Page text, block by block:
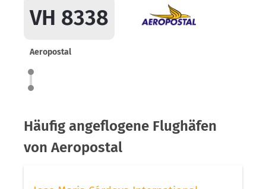
VH 8338
Aeropostal
Häufig angeflogene Flughäfen
von Aeropostal